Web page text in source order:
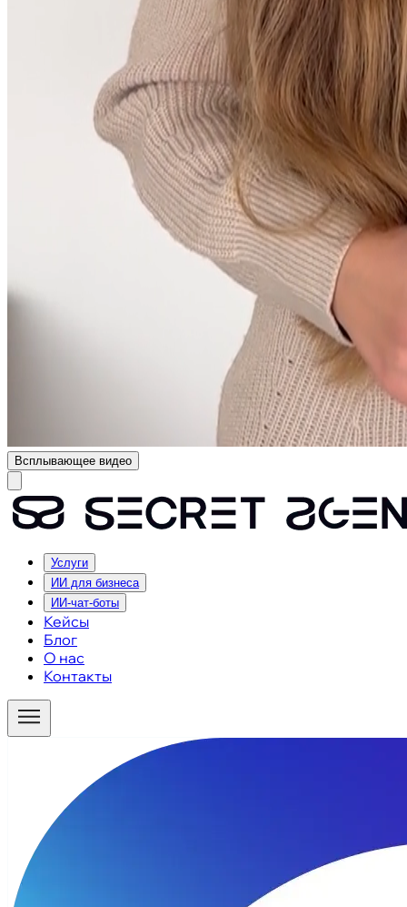
Всплывающее видео
Услуги
ИИ для бизнеса
ИИ-чат-боты
Кейсы
Блог
О нас
Контакты